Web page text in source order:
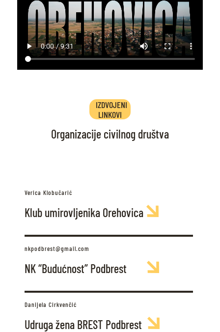
IZDVOJENI
LINKOVI
Organizacije civilnog društva
Verica Klobučarić
Klub umirovljenika Orehovica
nkpodbrest@gmail.com
NK “Budućnost” Podbrest
Danijela Cirkvenčić
Udruga žena BREST Podbrest